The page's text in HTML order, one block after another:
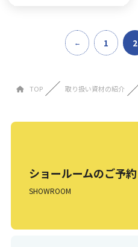
1 2
TOP 取り扱い資材の紹介
ショールームのご予約
SHOWROOM